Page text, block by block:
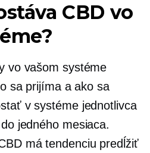
CBD vo
vo vašom systéme
sa prijíma a ako sa
v systéme jednotlivca
jedného mesiaca.
má tendenciu predĺžiť